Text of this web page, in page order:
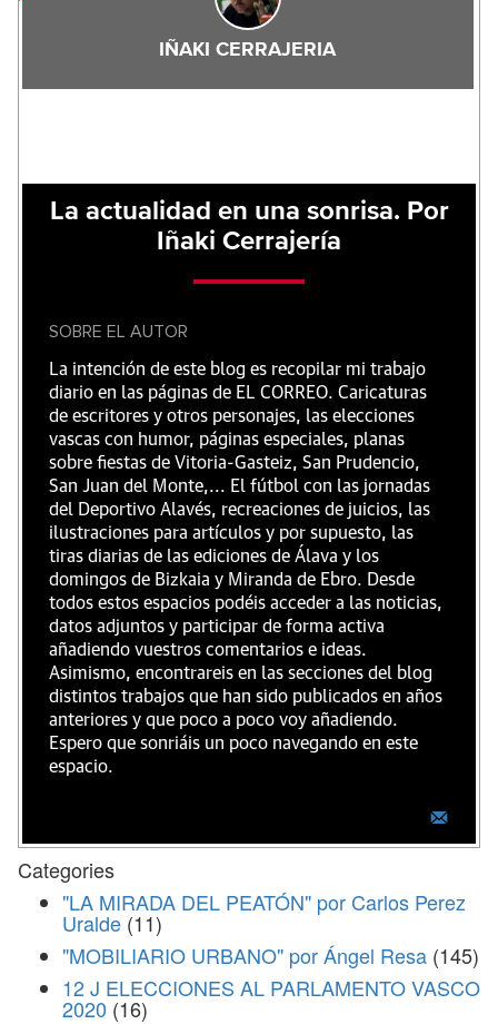
IÑAKI CERRAJERIA
La actualidad en una sonrisa. Por
Iñaki Cerrajería
SOBRE EL AUTOR
La intención de este blog es recopilar mi trabajo
diario en las páginas de EL CORREO. Caricaturas
de escritores y otros personajes, las elecciones
vascas con humor, páginas especiales, planas
sobre fiestas de Vitoria-Gasteiz, San Prudencio,
San Juan del Monte,... El fútbol con las jornadas
del Deportivo Alavés, recreaciones de juicios, las
ilustraciones para artículos y por supuesto, las
tiras diarias de las ediciones de Álava y los
domingos de Bizkaia y Miranda de Ebro. Desde
todos estos espacios podéis acceder a las noticias,
datos adjuntos y participar de forma activa
añadiendo vuestros comentarios e ideas.
Asimismo, encontrareis en las secciones del blog
distintos trabajos que han sido publicados en años
anteriores y que poco a poco voy añadiendo.
Espero que sonriáis un poco navegando en este
espacio.
Categories
"LA MIRADA DEL PEATÓN" por Carlos Perez
Uralde (11)
"MOBILIARIO URBANO" por Ángel Resa (145)
12 J ELECCIONES AL PARLAMENTO VASCO
2020 (16)